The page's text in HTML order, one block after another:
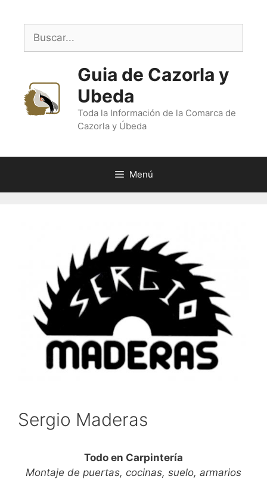
contenido
Buscar:
Guia de Cazorla y
Ubeda
Toda la Información de la Comarca de
Cazorla y Úbeda
Menú
Sergio Maderas
Todo en Carpintería
Montaje de puertas, cocinas, suelo, armarios